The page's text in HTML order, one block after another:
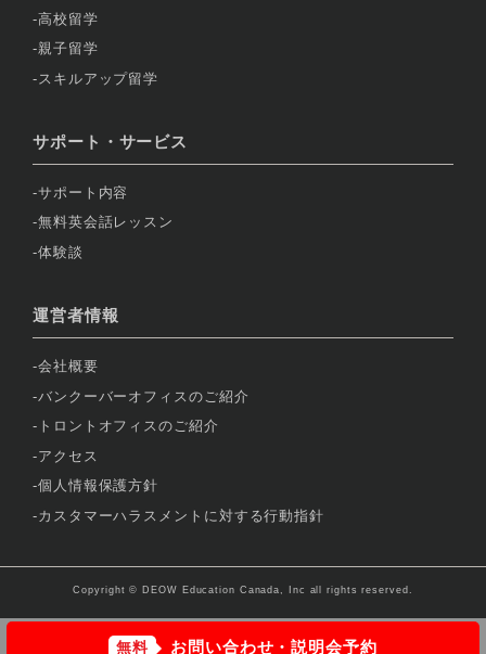
高校留学
親子留学
スキルアップ留学
サポート・サービス
サポート内容
無料英会話レッスン
体験談
運営者情報
会社概要
バンクーバーオフィスのご紹介
トロントオフィスのご紹介
アクセス
個人情報保護方針
カスタマーハラスメントに対する行動指針
Copyright © DEOW Education Canada, Inc all rights reserved.
無料 お問い合わせ・説明会予約